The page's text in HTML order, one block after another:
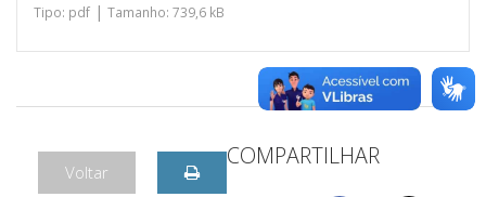
Tipo: pdf | Tamanho: 739,6 kB
Voltar
COMPARTILHAR